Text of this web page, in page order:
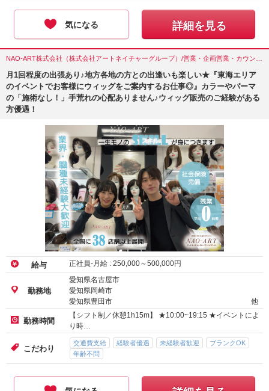
気になる 詳細を見る
月1回程度の出張あり♪地方各地の方との出逢いも楽しい★『東海エリア
のイベントでお客様にウィッグをご案内するお仕事◎』カラーやパーマ
の「施術なし！」手荒れの心配ありません♪ウィッグ販売のご経験がある
方優遇！
給与 正社員-月給 : 250,000～500,000円
勤務地
愛知県名古屋市
愛知県岡崎市
愛知県豊田市
他
勤務時間
【シフト制／休憩1h15m】 ★10:00~19:15 ★イベントによ
り時…
こだわり
交通費支給 経験者優遇 未経験者歓迎
ブランクOK
年齢不問